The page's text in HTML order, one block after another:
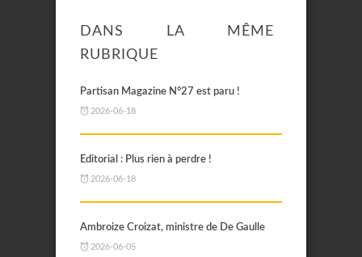
DANS LA MÊME
RUBRIQUE
Partisan Magazine N°27 est paru !
2026-06-18
Editorial : Plus rien à perdre !
2026-06-18
Ambroize Croizat, ministre de De Gaulle
2026-06-05